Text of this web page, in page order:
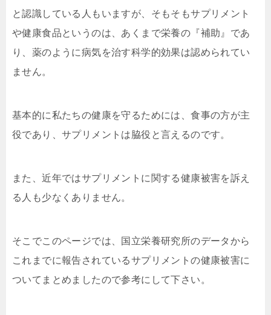
と認識している人もいますが、そもそもサプリメント
や健康食品というのは、あくまで栄養の『補助』であ
り、薬のように病気を治す科学的効果は認められてい
ません。
基本的に私たちの健康を守るためには、食事の方が主
役であり、サプリメントは脇役と言えるのです。
また、近年ではサプリメントに関する健康被害を訴え
る人も少なくありません。
そこでこのページでは、国立栄養研究所のデータから
これまでに報告されているサプリメントの健康被害に
ついてまとめましたので参考にして下さい。